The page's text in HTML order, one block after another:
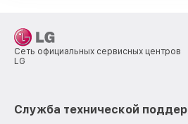
Сеть официальных сервисных центров
LG
Служба технической